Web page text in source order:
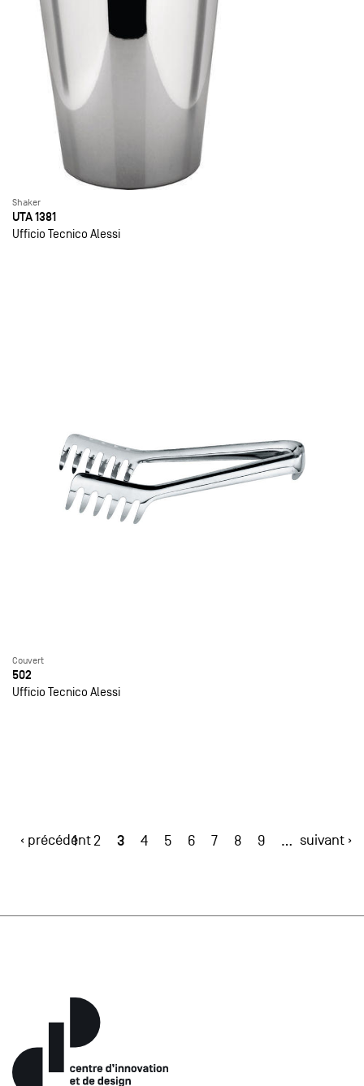
Shaker
UTA 1381
Ufficio Tecnico Alessi
Couvert
502
Ufficio Tecnico Alessi
‹ précédent
1 2 3 4 5 6 7 8 9 … suivant ›